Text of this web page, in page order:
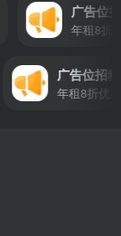
广告
年租8
广告位招租
年租8折优惠